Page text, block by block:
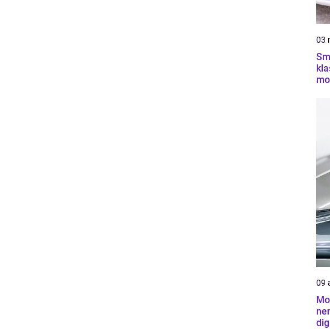
03
09
dig